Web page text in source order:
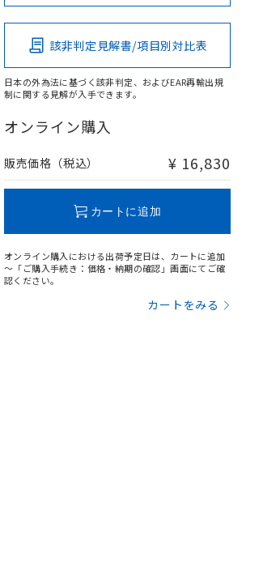
該非判定見解書/項目別対比表
日本の外為法に基づく該非判定、およびEAR再輸出規
制に関する見解が入手できます。
オンライン購入
販売価格（税込） ¥ 16,830
カートに追加
オンライン購入における出荷予定日は、カートに追加
～「ご購入手続き：価格・納期の確認」画面にてご確
認ください。
カートをみる